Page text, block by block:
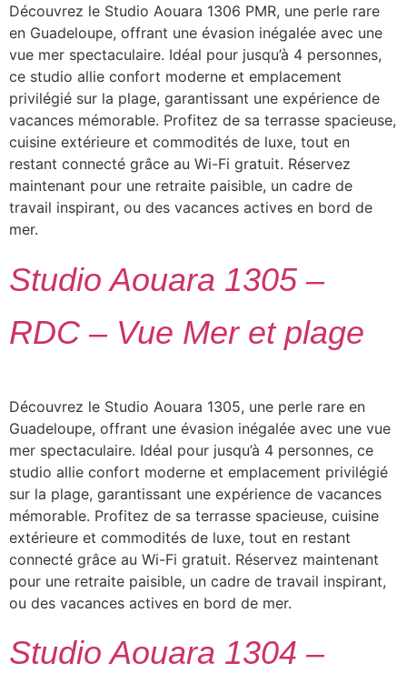
Découvrez le Studio Aouara 1306 PMR, une perle rare
en Guadeloupe, offrant une évasion inégalée avec une
vue mer spectaculaire. Idéal pour jusqu’à 4 personnes,
ce studio allie confort moderne et emplacement
privilégié sur la plage, garantissant une expérience de
vacances mémorable. Profitez de sa terrasse spacieuse,
cuisine extérieure et commodités de luxe, tout en
restant connecté grâce au Wi-Fi gratuit. Réservez
maintenant pour une retraite paisible, un cadre de
travail inspirant, ou des vacances actives en bord de
mer.
Studio Aouara 1305 –
RDC – Vue Mer et plage
Découvrez le Studio Aouara 1305, une perle rare en
Guadeloupe, offrant une évasion inégalée avec une vue
mer spectaculaire. Idéal pour jusqu’à 4 personnes, ce
studio allie confort moderne et emplacement privilégié
sur la plage, garantissant une expérience de vacances
mémorable. Profitez de sa terrasse spacieuse, cuisine
extérieure et commodités de luxe, tout en restant
connecté grâce au Wi-Fi gratuit. Réservez maintenant
pour une retraite paisible, un cadre de travail inspirant,
ou des vacances actives en bord de mer.
Studio Aouara 1304 –